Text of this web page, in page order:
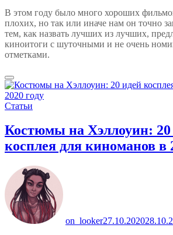
В этом году было много хороших
плохих, но так или иначе нам он точно
тем, как назвать лучших из лучших,
киноитоги с шуточными и не очень
отметками.
Статьи
Костюмы на Хэллоуин: 20
косплея для киноманов в
on_looker27.10.2020